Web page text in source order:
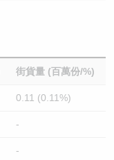
街貨量 (百萬份/%)
0.11 (0.11%)
-
-